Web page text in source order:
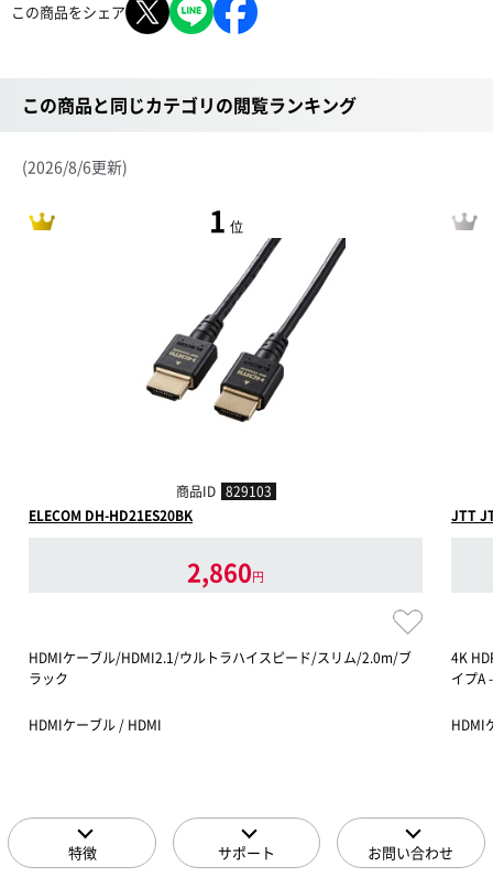
この商品をシェア
この商品と同じカテゴリの閲覧ランキング
(2026/8/6更新)
1 位
商品ID 829103
ELECOM DH-HD21ES20BK
2,860円
HDMIケーブル/HDMI2.1/ウルトラハイスピード/スリム/2.0m/ブ
ラック
HDMIケーブル / HDMI
JTT
4K
イプA
HDMI
特徴 サポート お問い合わせ